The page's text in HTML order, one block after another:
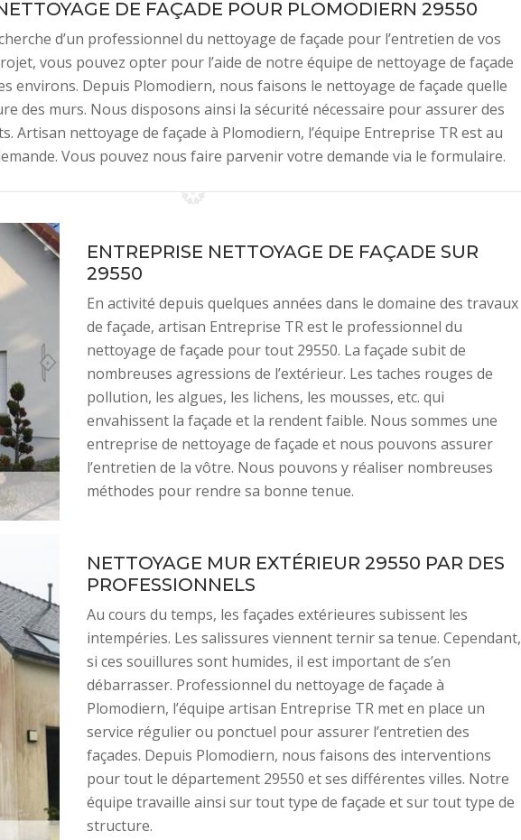
DE FAÇADE POUR PLOMODIERN 29550
d’un professionnel du nettoyage de façade pour l’entretien de vos
vous pouvez opter pour l’aide de notre équipe de nettoyage de façade
environs. Depuis Plomodiern, nous faisons le nettoyage de façade quelle
des murs. Nous disposons ainsi la sécurité nécessaire pour assurer des
Artisan nettoyage de façade à Plomodiern, l’équipe Entreprise TR est au
Vous pouvez nous faire parvenir votre demande via le formulaire.
ENTREPRISE NETTOYAGE DE FAÇADE SUR
29550
En activité depuis quelques années dans le domaine des travaux
de façade, artisan Entreprise TR est le professionnel du
nettoyage de façade pour tout 29550. La façade subit de
nombreuses agressions de l’extérieur. Les taches rouges de
pollution, les algues, les lichens, les mousses, etc. qui
envahissent la façade et la rendent faible. Nous sommes une
entreprise de nettoyage de façade et nous pouvons assurer
l’entretien de la vôtre. Nous pouvons y réaliser nombreuses
méthodes pour rendre sa bonne tenue.
NETTOYAGE MUR EXTÉRIEUR 29550 PAR DES
PROFESSIONNELS
Au cours du temps, les façades extérieures subissent les
intempéries. Les salissures viennent ternir sa tenue. Cependant,
si ces souillures sont humides, il est important de s’en
débarrasser. Professionnel du nettoyage de façade à
Plomodiern, l’équipe artisan Entreprise TR met en place un
service régulier ou ponctuel pour assurer l’entretien des
façades. Depuis Plomodiern, nous faisons des interventions
pour tout le département 29550 et ses différentes villes. Notre
équipe travaille ainsi sur tout type de façade et sur tout type de
structure.